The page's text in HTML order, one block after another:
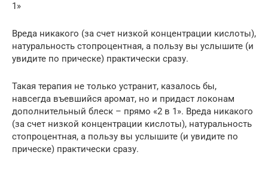
1»
Вреда никакого (за счет низкой концентрации кислоты),
натуральность стопроцентная, а пользу вы услышите (и
увидите по прическе) практически сразу.
Такая терапия не только устранит, казалось бы,
навсегда въевшийся аромат, но и придаст локонам
дополнительный блеск – прямо «2 в 1». Вреда никакого
(за счет низкой концентрации кислоты), натуральность
стопроцентная, а пользу вы услышите (и увидите по
прическе) практически сразу.